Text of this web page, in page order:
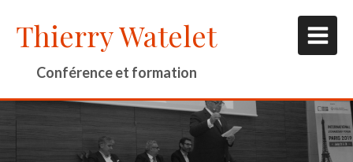
Thierry Watelet
Conférence et formation